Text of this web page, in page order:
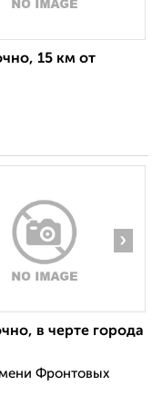
15 км от
›
в черте города
Фронтовых